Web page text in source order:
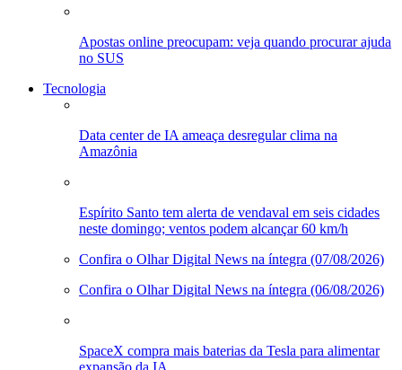
Apostas online preocupam: veja quando procurar ajuda
no SUS
Tecnologia
Data center de IA ameaça desregular clima na
Amazônia
Espírito Santo tem alerta de vendaval em seis cidades
neste domingo; ventos podem alcançar 60 km/h
Confira o Olhar Digital News na íntegra (07/08/2026)
Confira o Olhar Digital News na íntegra (06/08/2026)
SpaceX compra mais baterias da Tesla para alimentar
expansão da IA